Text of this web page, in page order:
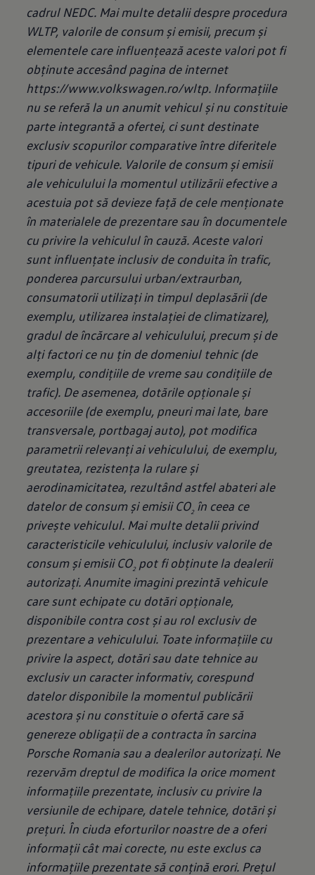
cadrul NEDC. Mai multe detalii despre procedura
WLTP, valorile de consum și emisii, precum și
elementele care influențează aceste valori pot fi
obținute accesând pagina de internet
https://www.volkswagen.ro/wltp. Informațiile
nu se referă la un anumit vehicul și nu constituie
parte integrantă a ofertei, ci sunt destinate
exclusiv scopurilor comparative între diferitele
tipuri de vehicule. Valorile de consum și emisii
ale vehiculului la momentul utilizării efective a
acestuia pot să devieze față de cele menționate
în materialele de prezentare sau în documentele
cu privire la vehiculul în cauză. Aceste valori
sunt influențate inclusiv de conduita în trafic,
ponderea parcursului urban/extraurban,
consumatorii utilizați in timpul deplasării (de
exemplu, utilizarea instalației de climatizare),
gradul de încărcare al vehiculului, precum și de
alți factori ce nu țin de domeniul tehnic (de
exemplu, condițiile de vreme sau condițiile de
trafic). De asemenea, dotările opționale și
accesoriile (de exemplu, pneuri mai late, bare
transversale, portbagaj auto), pot modifica
parametrii relevanți ai vehiculului, de exemplu,
greutatea, rezistența la rulare și
aerodinamicitatea, rezultând astfel abateri ale
datelor de consum și emisii CO2 în ceea ce
privește vehiculul. Mai multe detalii privind
caracteristicile vehiculului, inclusiv valorile de
consum și emisii CO2 pot fi obținute la dealerii
autorizați. Anumite imagini prezintă vehicule
care sunt echipate cu dotări opţionale,
disponibile contra cost și au rol exclusiv de
prezentare a vehiculului. Toate informaţiile cu
privire la aspect, dotări sau date tehnice au
exclusiv un caracter informativ, corespund
datelor disponibile la momentul publicării
acestora și nu constituie o ofertă care să
genereze obligații de a contracta în sarcina
Porsche Romania sau a dealerilor autorizați. Ne
rezervăm dreptul de modifica la orice moment
informațiile prezentate, inclusiv cu privire la
versiunile de echipare, datele tehnice, dotări și
prețuri. În ciuda eforturilor noastre de a oferi
informații cât mai corecte, nu este exclus ca
informațiile prezentate să conțină erori. Prețul